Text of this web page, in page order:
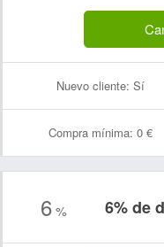
Nuevo cliente: Sí
Compra mínima: 0 €
6% 6% de